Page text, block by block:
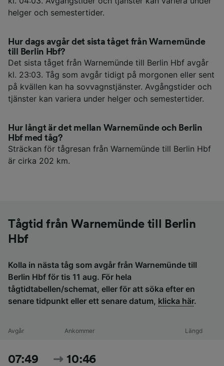
helger och semestertider.
Hur dags avgår det sista tåget från Warnemünde
till Berlin Hbf?
Det sista tåget från Warnemünde till Berlin Hbf avgår
kl. 23:03. Tåg som avgår tidigt på morgonen eller sent
på kvällen kan ha sovvagnstjänster. Avgångstider och
tjänster kan variera under helger och semestertider.
Hur långt är det mellan Warnemünde och Berlin
Hbf med tåg?
Sträckan för tågresan från Warnemünde till Berlin Hbf
är cirka 202 km.
Tågtid från Warnemünde till Berlin
Hbf
Kolla in nästa tåg som avgår från Warnemünde till
Berlin Hbf för tis 11 aug. För hela
tågtidtabellen/schemat, eller för att söka efter en
senare tidpunkt eller ett senare datum, klicka här.
Avgår Ankommer Längd
07:49 10:46